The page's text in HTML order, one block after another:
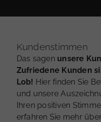
Kundenstimmen
Das sagen unsere
Zufriedene Kunden
Lob! Hier finden Sie
und unsere
Ihren positiven
erfahren Sie mehr